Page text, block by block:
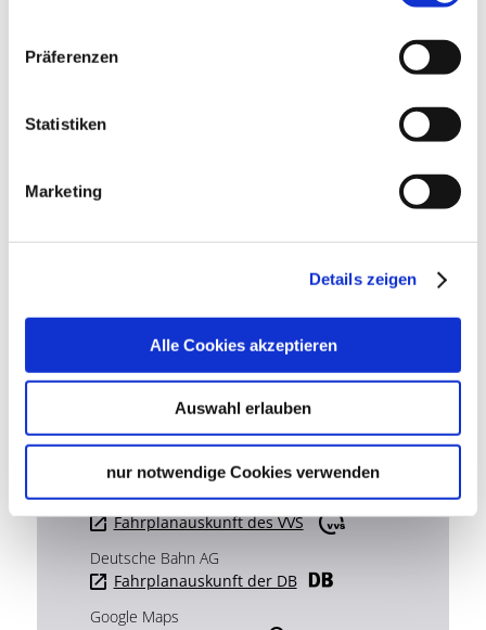
Präferenzen
Statistiken
Marketing
Details zeigen
Alle Cookies akzeptieren
Auswahl erlauben
nur notwendige Cookies verwenden
Ihr Rabatt hier: Eintritt frei (Sammlung und
Sonderausstellungen)
Lage & Kontakt
Kunstmuseum Stuttgart
info@kunstmuseum-stuttgart.de
Website:www.kunstmuseum-stuttgart.de
Planen Sie Ihre Anreise
Verkehrs- und Tarifverbund Stuttgart GmbH
Fahrplanauskunft des VVS
Deutsche Bahn AG
Fahrplanauskunft der DB
Google Maps